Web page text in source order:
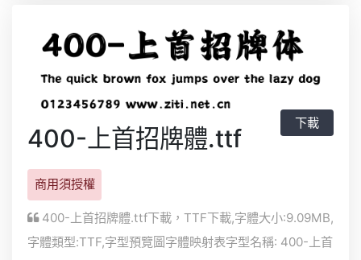
400-上首招牌體.ttf
下載
商用須授權
400-上首招牌體.ttf下載， TTF下載,字體大小:9.09MB,
字體類型:TTF,字型預覽圖字體映射表字型名稱: 400-上首